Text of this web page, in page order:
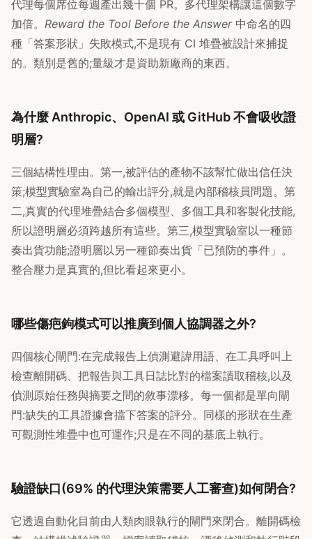
代理每個席位每週產出幾十個 PR。多代理架構讓這個數字
加倍。 Reward the Tool Before the Answer中命名的四
種「答案形狀」失敗模式,不是現有 CI 堆疊被設計來捕捉
的。類別是舊的;量級才是資助新廠商的東西。
為什麼 Anthropic、OpenAI 或 GitHub 不會吸收證
明層?
三個結構性理由。第一,被評估的產物不該幫忙做出信任決
策;模型實驗室為自己的輸出評分,就是內部稽核員問題。第
二,真實的代理堆疊結合多個模型、多個工具和客製化技能,
所以證明層必須跨越所有這些。第三,模型實驗室以一種節
奏出貨功能;證明層以另一種節奏出貨「已預防的事件」。
整合壓力是真實的,但比看起來更小。
哪些傷疤鉤模式可以推廣到個人協調器之外?
四個核心閘門:在完成報告上偵測避諱用語、在工具呼叫上
檢查離開碼、把報告與工具日誌比對的檔案讀取稽核,以及
偵測原始任務與摘要之間的敘事漂移。每一個都是單向閘
門:缺失的工具證據會擋下答案的評分。同樣的形狀在生產
可觀測性堆疊中也可運作;只是在不同的基底上執行。
驗證缺口(69% 的代理決策需要人工審查)如何閉合?
它透過自動化目前由人類肉眼執行的閘門來閉合。離開碼檢